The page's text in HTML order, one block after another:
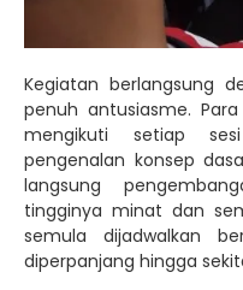
Kegiatan berlangsung
penuh antusiasme.
mengikuti setiap
pengenalan konsep
langsung
tingginya minat dan
semula dijadwalkan
diperpanjang hingga